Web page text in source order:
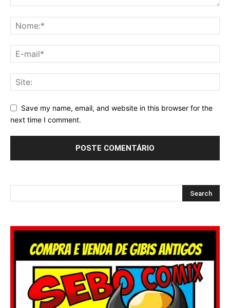
Save my name, email, and website in this browser for the
next time I comment.